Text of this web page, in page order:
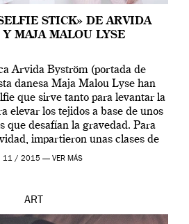
STICK» DE ARVIDA
Y MAJA MALOU LYSE
Arvida Byström (portada de
danesa Maja Malou Lyse han
que sirve tanto para levantar la
elevar los tejidos a base de unos
que desafían la gravedad. Para
impartieron unas clases de
en el Tate […]
11 / 2015 — VER MÁS
ART